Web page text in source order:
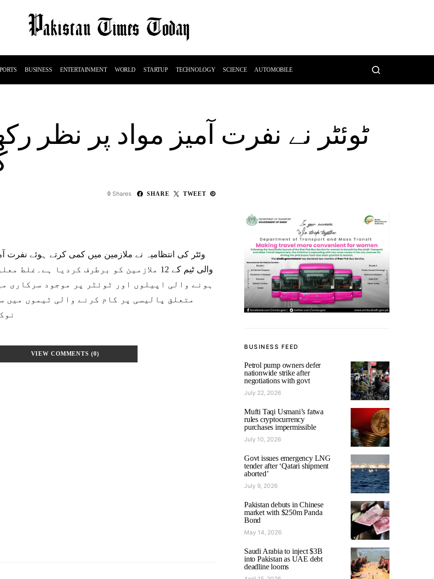
BUSINESS ENTERTAINMENT WORLD STARTUP TECHNOLOGY SCIENCE AUTOMOBILE
ٹوئٹر نے نفرت آمیز مواد پر نظر
0 Shares SHARE TWEET
وئٹر کی انتظامیہ نے ملازمین میں کمی کرتے ہوئے نفرت
والی ٹیم کے 12 ملازمین کو برطرف کردیا
ہونے والی اپیلوں اور ٹوئٹر پر موجود سرکاری
متعلق پالیسی پر کام کرنے والی ٹیموں میں
VIEW COMMENTS (0)
BUSINESS FEED
Petrol pump owners defer
nationwide strike after
negotiations with govt
July 22, 2026
Mufti Taqi Usmani’s fatwa
rules cryptocurrency
purchases impermissible
July 10, 2026
Govt issues emergency LNG
tender after ‘Qatari shipment
aborted’
July 9, 2026
Pakistan debuts in Chinese
market with $250m Panda
Bond
May 14, 2026
Saudi Arabia to inject $3B
into Pakistan as UAE debt
deadline looms